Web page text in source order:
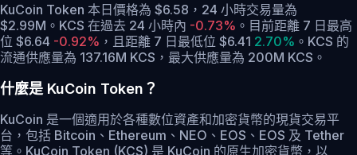
KuCoin Token 本日價格為 $6.58，24 小時交易量為
$2.99M。KCS 在過去 24 小時內 -0.73% 。 目前距離 7 日最高
位 $6.64 -0.92% ， 且距離 7 日最低位 $6.41 2.70% 。 KCS 的
流通供應量為 137.16M KCS，最大供應量為 200M KCS。
什麼是 KuCoin Token？
KuCoin 是一個適用於各種數位資產和加密貨幣的現貨交易平
台，包括 Bitcoin、Ethereum、NEO、EOS、EOS 及 Tether
等。KuCoin Token (KCS) 是 KuCoin 的原生加密貨幣，以